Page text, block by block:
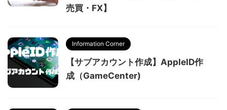
売買・FX】
Information Corner
【サブアカウント作成】AppleID作
成（GameCenter)